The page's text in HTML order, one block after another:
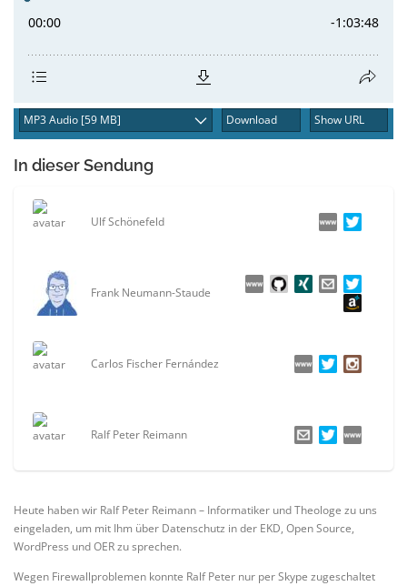
Download Show URL
In dieser Sendung
Ulf Schönefeld
Frank Neumann-Staude
Carlos Fischer Fernández
Ralf Peter Reimann
Heute haben wir Ralf Peter Reimann – Informatiker und Theologe zu uns
eingeladen, um mit Ihm über Datenschutz in der EKD, Open Source,
WordPress und OER zu sprechen.
Wegen Firewallproblemen konnte Ralf Peter nur per Skype zugeschaltet